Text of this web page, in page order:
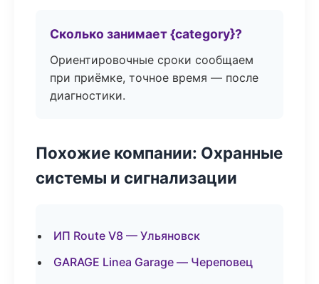
Сколько занимает {category}?
Ориентировочные сроки сообщаем
при приёмке, точное время — после
диагностики.
Похожие компании: Охранные
системы и сигнализации
ИП Route V8 — Ульяновск
GARAGE Linea Garage — Череповец